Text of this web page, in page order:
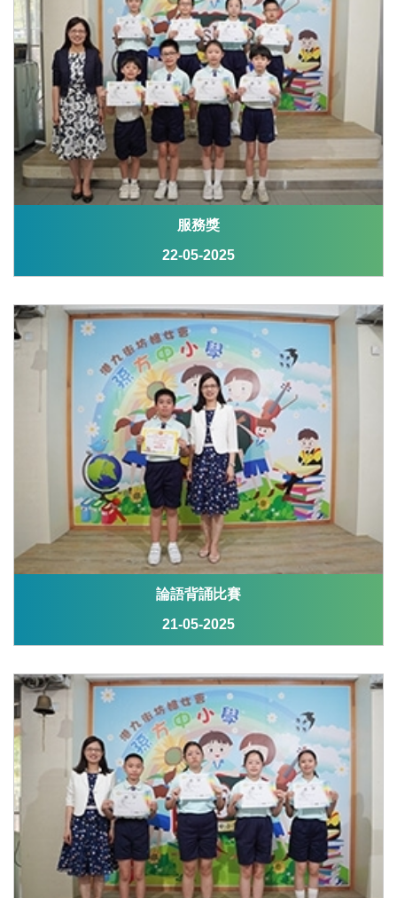
服務獎
22-05-2025
論語背誦比賽
21-05-2025